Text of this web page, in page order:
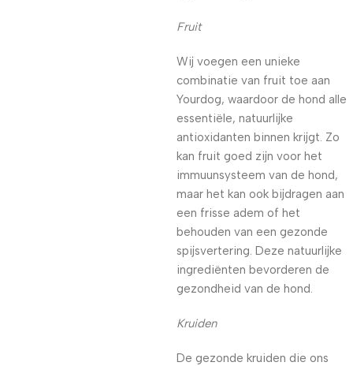
Fruit
Wij voegen een unieke
combinatie van fruit toe aan
Yourdog, waardoor de hond alle
essentiële, natuurlijke
antioxidanten binnen krijgt. Zo
kan fruit goed zijn voor het
immuunsysteem van de hond,
maar het kan ook bijdragen aan
een frisse adem of het
behouden van een gezonde
spijsvertering. Deze natuurlijke
ingrediënten bevorderen de
gezondheid van de hond.
Kruiden
De gezonde kruiden die ons